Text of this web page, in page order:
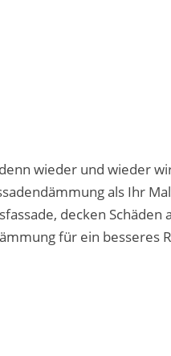
wieder und wieder
als Ihr
decken
für ein besseres